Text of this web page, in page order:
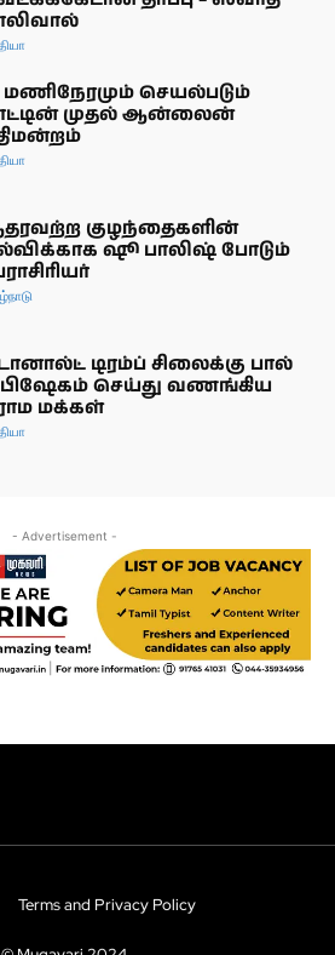
Terms and Privacy Policy